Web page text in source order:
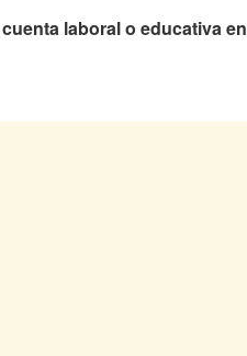
cuenta laboral o educativa en